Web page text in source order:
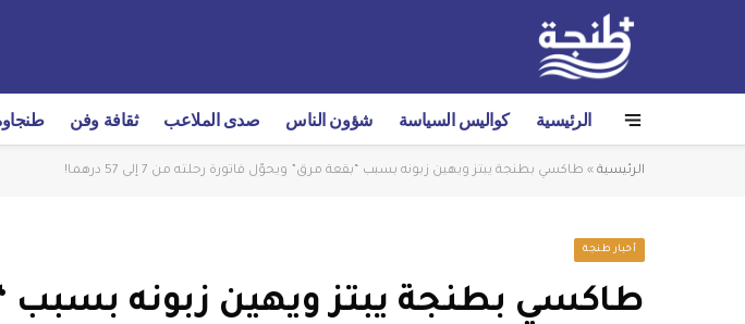
الرئيسية كواليس السياسة شؤون الناس صدى الملاعب ثقافة وفن
الرئيسية » طاكسي بطنجة يبتز ويهين زبونه بسبب “بقعة مرق” ويحوّل فاتورة رحلته من 7 إلى 57 درهما!
أخبار طنجة
طاكسي بطنجة يبتز ويهين زبونه بسبب